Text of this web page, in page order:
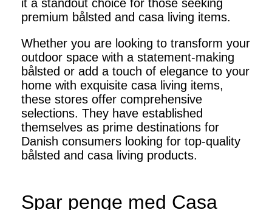
it a standout choice for those seeking
premium bålsted and casa living items.
Whether you are looking to transform your
outdoor space with a statement-making
bålsted or add a touch of elegance to your
home with exquisite casa living items,
these stores offer comprehensive
selections. They have established
themselves as prime destinations for
Danish consumers looking for top-quality
bålsted and casa living products.
Spar penge med Casa